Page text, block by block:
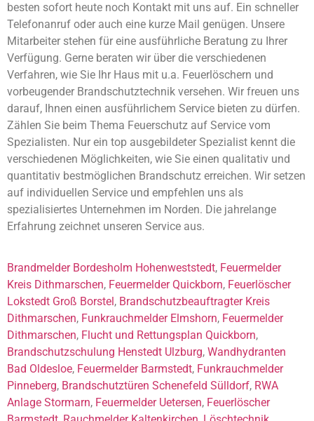
besten sofort heute noch Kontakt mit uns auf. Ein schneller
Telefonanruf oder auch eine kurze Mail genügen. Unsere
Mitarbeiter stehen für eine ausführliche Beratung zu Ihrer
Verfügung. Gerne beraten wir über die verschiedenen
Verfahren, wie Sie Ihr Haus mit u.a. Feuerlöschern und
vorbeugender Brandschutztechnik versehen. Wir freuen uns
darauf, Ihnen einen ausführlichem Service bieten zu dürfen.
Zählen Sie beim Thema Feuerschutz auf Service vom
Spezialisten. Nur ein top ausgebildeter Spezialist kennt die
verschiedenen Möglichkeiten, wie Sie einen qualitativ und
quantitativ bestmöglichen Brandschutz erreichen. Wir setzen
auf individuellen Service und empfehlen uns als
spezialisiertes Unternehmen im Norden. Die jahrelange
Erfahrung zeichnet unseren Service aus.
Brandmelder Bordesholm Hohenweststedt, Feuermelder
Kreis Dithmarschen, Feuermelder Quickborn, Feuerlöscher
Lokstedt Groß Borstel, Brandschutzbeauftragter Kreis
Dithmarschen, Funkrauchmelder Elmshorn, Feuermelder
Dithmarschen, Flucht und Rettungsplan Quickborn,
Brandschutzschulung Henstedt Ulzburg, Wandhydranten
Bad Oldesloe, Feuermelder Barmstedt, Funkrauchmelder
Pinneberg, Brandschutztüren Schenefeld Sülldorf, RWA
Anlage Stormarn, Feuermelder Uetersen, Feuerlöscher